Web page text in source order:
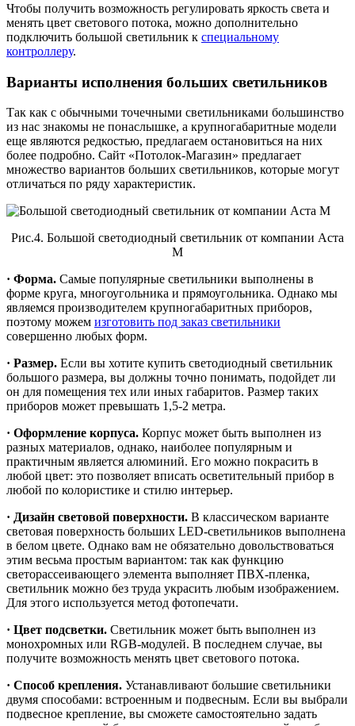
Чтобы получить возможность регулировать яркость света и
менять цвет светового потока, можно дополнительно
подключить большой светильник к специальному
контроллеру.
Варианты исполнения больших светильников
Так как с обычными точечными светильниками большинство
из нас знакомы не понаслышке, а крупногабаритные модели
еще являются редкостью, предлагаем остановиться на них
более подробно. Сайт «Потолок-Магазин» предлагает
множество вариантов больших светильников, которые могут
отличаться по ряду характеристик.
Рис.4. Большой светодиодный светильник от компании Аста
М
· Форма. Самые популярные светильники выполнены в
форме круга, многоугольника и прямоугольника. Однако мы
являемся производителем крупногабаритных приборов,
поэтому можем изготовить под заказ светильники
совершенно любых форм.
· Размер. Если вы хотите купить светодиодный светильник
большого размера, вы должны точно понимать, подойдет ли
он для помещения тех или иных габаритов. Размер таких
приборов может превышать 1,5-2 метра.
· Оформление корпуса. Корпус может быть выполнен из
разных материалов, однако, наиболее популярным и
практичным является алюминий. Его можно покрасить в
любой цвет: это позволяет вписать осветительный прибор в
любой по колористике и стилю интерьер.
· Дизайн световой поверхности. В классическом варианте
световая поверхность больших LED-светильников выполнена
в белом цвете. Однако вам не обязательно довольствоваться
этим весьма простым вариантом: так как функцию
светорассеивающего элемента выполняет ПВХ-пленка,
светильник можно без труда украсить любым изображением.
Для этого используется метод фотопечати.
· Цвет подсветки. Светильник может быть выполнен из
монохромных или RGB-модулей. В последнем случае, вы
получите возможность менять цвет светового потока.
· Способ крепления. Устанавливают большие светильники
двумя способами: встроенным и подвесным. Если вы выбрали
подвесное крепление, вы сможете самостоятельно задать